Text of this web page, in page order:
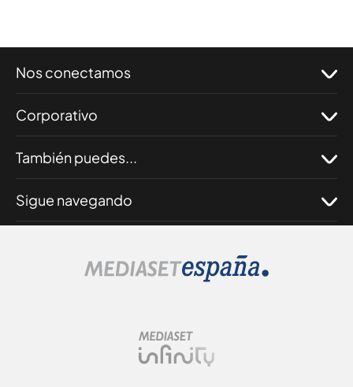
Nos conectamos
Corporativo
También puedes...
Sigue navegando